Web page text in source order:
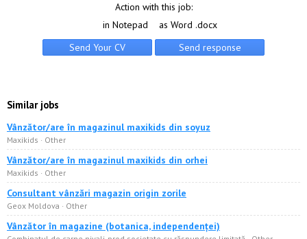
Action with this job:
in Notepad
as Word .docx
Similar jobs
Vânzător/are în magazinul maxikids din soyuz
Maxikids · Other
Vânzător/are în magazinul maxikids din orhei
Maxikids · Other
Consultant vânzări magazin origin zorile
Geox Moldova · Other
Vânzător în magazine (botanica, independenței)